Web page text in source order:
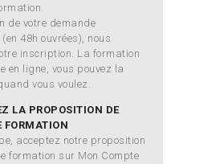
de votre demande
48h ouvrées), nous
inscription. La formation
en ligne, vous pouvez la
vous voulez.
LA PROPOSITION DE
FORMATION
acceptez notre proposition
formation sur Mon Compte